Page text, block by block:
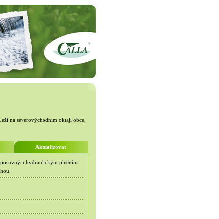
na severovýchodním okraji obce,
Aktualizovat
hydraulickým plněním.